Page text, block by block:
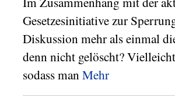
Gesetzesinitiative zur
Diskussion mehr als einmal
denn nicht gelöscht?
sodass manMehr